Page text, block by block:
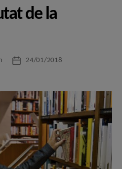
de la
Data24/01/2018